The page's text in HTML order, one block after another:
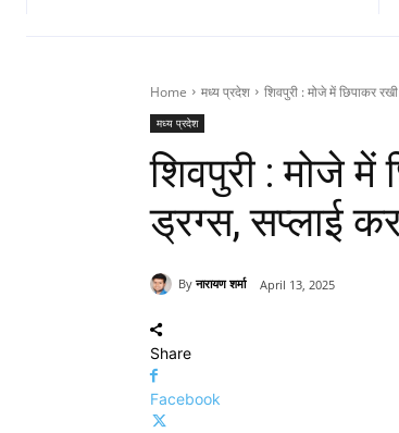
Home मध्य प्रदेश शिवपुरी : मोजे में छिपाकर
मध्य प्रदेश
शिवपुरी : मोजे
ड्रग्स, सप्लाई
By नारायण शर्मा April 13, 2025
Share
Facebook